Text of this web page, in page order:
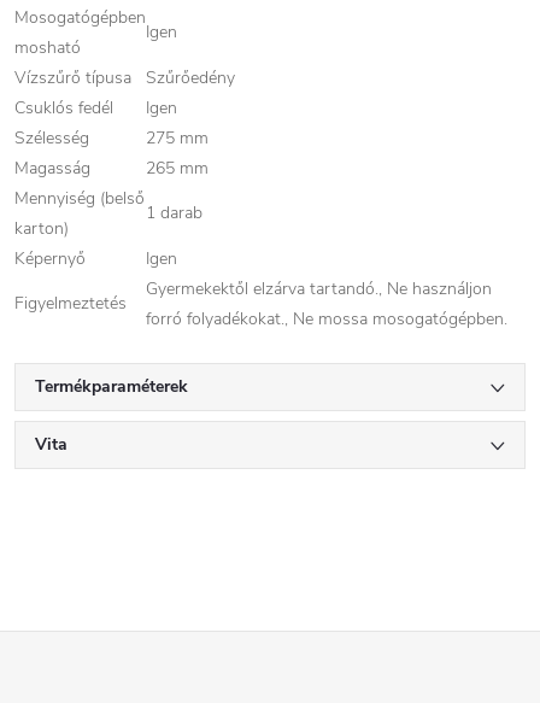
Mosogatógépben
mosható
Igen
Vízszűrő típusa
Szűrőedény
Csuklós fedél
Igen
Szélesség
275 mm
Magasság
265 mm
Mennyiség (belső
karton)
1 darab
Képernyő
Igen
Figyelmeztetés
Gyermekektől elzárva tartandó., Ne használjon
forró folyadékokat., Ne mossa mosogatógépben.
Termékparaméterek
Vita